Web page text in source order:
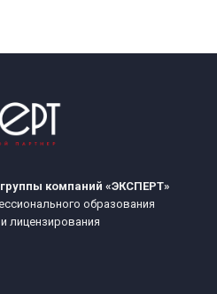
компаний «ЭКСПЕРТ»
образования
лицензирования